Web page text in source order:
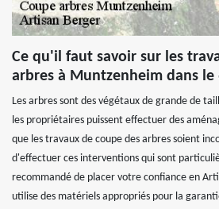
Ce qu'il faut savoir sur les
arbres à Muntzenheim dans le
Les arbres sont des végétaux de grande de
les propriétaires puissent effectuer des
que les travaux de coupe des arbres soient
d'effectuer ces interventions qui sont
recommandé de placer votre confiance en
utilise des matériels appropriés pour la